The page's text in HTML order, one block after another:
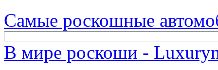
Самые роскошные
В мире роскоши -